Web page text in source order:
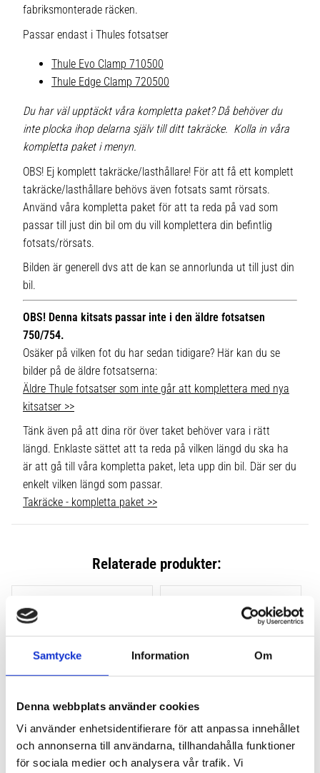
Samtycke Information Om
Denna webbplats använder cookies
Vi använder enhetsidentifierare för att anpassa innehållet
och annonserna till användarna, tillhandahålla funktioner
för sociala medier och analysera vår trafik. Vi
fabriksmonterade räcken.
Passar endast i Thules fotsatser
Thule Evo Clamp 710500
Thule Edge Clamp 720500
Du har väl upptäckt våra kompletta paket? Då behöver du
inte plocka ihop delarna själv till ditt takräcke. Kolla in våra
kompletta paket i menyn.
OBS! Ej komplett takräcke/lasthållare! För att få ett komplett
takräcke/lasthållare behövs även fotsats samt rörsats.
Använd våra kompletta paket för att ta reda på vad som
passar till just din bil om du vill komplettera din befintlig
fotsats/rörsats.
Bilden är generell dvs att de kan se annorlunda ut till just din
bil.
OBS! Denna kitsats passar inte i den äldre fotsatsen
750/754.
Osäker på vilken fot du har sedan tidigare? Här kan du se
bilder på de äldre fotsatserna:
Äldre Thule fotsatser som inte går att komplettera med nya
kitsatser >>
Tänk även på att dina rör över taket behöver vara i rätt
längd. Enklaste sättet att ta reda på vilken längd du ska ha
är att gå till våra kompletta paket, leta upp din bil. Där ser du
enkelt vilken längd som passar.
Takräcke - kompletta paket >>
Relaterade produkter:
THULE CLAMP EVO 4-
PACK 710500
THULE CLAMP EDGE 4-
PACK 720500
Lägg